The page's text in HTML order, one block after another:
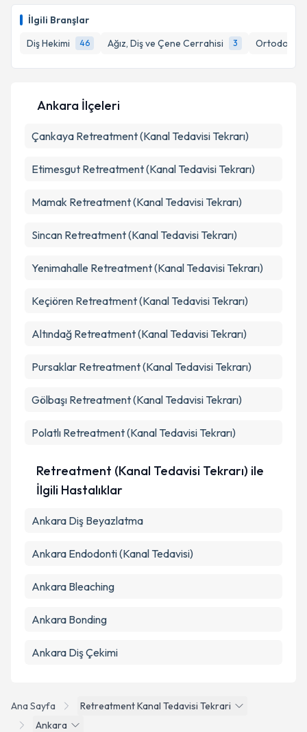
İlgili Branşlar
Diş Hekimi
46 Ağız, Diş ve Çene Cerrahisi 3 Ortodonti
E-posta Adresiniz
Metni'ni okudum ve kişisel verilerimin belirtilen
kapsamda işlenmesini kabul ediyorum.
Ana Sayfa
Retreatment Kanal Tedavisi Tekrari
Ankara
Ankara İlçeleri
Çankaya Retreatment (Kanal Tedavisi Tekrarı)
Etimesgut Retreatment (Kanal Tedavisi Tekrarı)
Mamak Retreatment (Kanal Tedavisi Tekrarı)
Sincan Retreatment (Kanal Tedavisi Tekrarı)
Yenimahalle Retreatment (Kanal Tedavisi Tekrarı)
Keçiören Retreatment (Kanal Tedavisi Tekrarı)
Altındağ Retreatment (Kanal Tedavisi Tekrarı)
Pursaklar Retreatment (Kanal Tedavisi Tekrarı)
Gölbaşı Retreatment (Kanal Tedavisi Tekrarı)
Polatlı Retreatment (Kanal Tedavisi Tekrarı)
Retreatment (Kanal Tedavisi Tekrarı) ile
İlgili Hastalıklar
Ankara Diş Beyazlatma
Ankara Endodonti (Kanal Tedavisi)
Ankara Bleaching
Ankara Bonding
Ankara Diş Çekimi